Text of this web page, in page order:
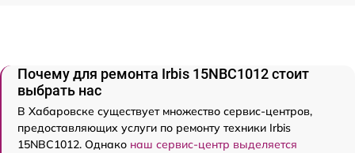
Почему для ремонта Irbis 15NBC1012 стоит
выбрать нас
В Хабаровске существует множество сервис-центров,
предоставляющих услуги по ремонту техники Irbis
15NBC1012. Однако наш сервис-центр выделяется